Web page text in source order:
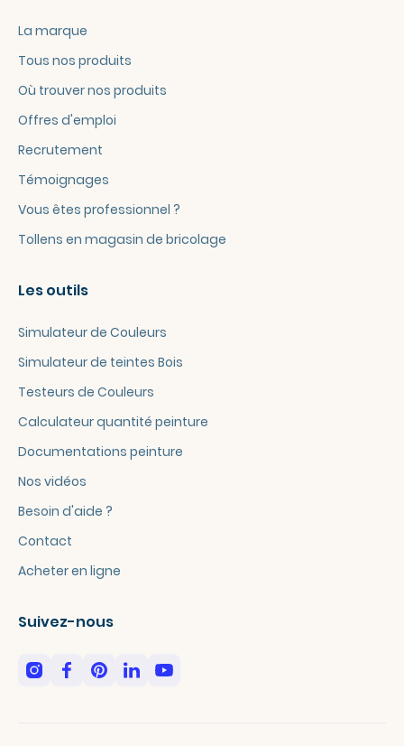
La marque
Tous nos produits
Où trouver nos produits
Offres d'emploi
Recrutement
Témoignages
Vous êtes professionnel ?
Tollens en magasin de bricolage
Les outils
Simulateur de Couleurs
Simulateur de teintes Bois
Testeurs de Couleurs
Calculateur quantité peinture
Documentations peinture
Nos vidéos
Besoin d'aide ?
Contact
Acheter en ligne
Suivez-nous